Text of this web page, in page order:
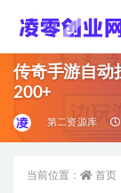
传奇手游自动
200+
第二资源库
当前位置： 首页